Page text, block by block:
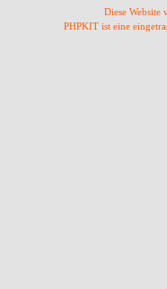
Diese Website
PHPKIT ist eine